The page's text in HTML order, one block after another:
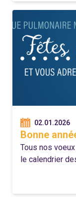
02.01.2026
Bonne
Tous nos
le calendrier